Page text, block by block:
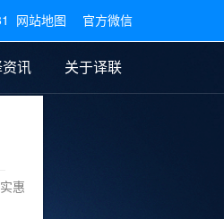
网站地图 官方微信
讯 关于译联
惠